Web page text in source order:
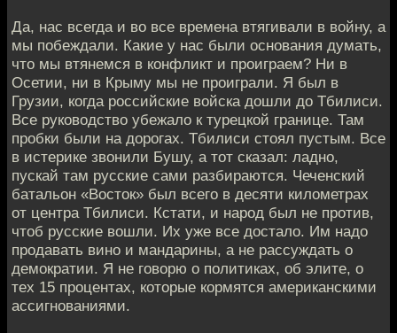
Да, нас всегда и во все времена втягивали в войну, а
мы побеждали. Какие у нас были основания думать,
что мы втянемся в конфликт и проиграем? Ни в
Осетии, ни в Крыму мы не проиграли. Я был в
Грузии, когда российские войска дошли до Тбилиси.
Все руководство убежало к турецкой границе. Там
пробки были на дорогах. Тбилиси стоял пустым. Все
в истерике звонили Бушу, а тот сказал: ладно,
пускай там русские сами разбираются. Чеченский
батальон «Восток» был всего в десяти километрах
от центра Тбилиси. Кстати, и народ был не против,
чтоб русские вошли. Их уже все достало. Им надо
продавать вино и мандарины, а не рассуждать о
демократии. Я не говорю о политиках, об элите, о
тех 15 процентах, которые кормятся американскими
ассигнованиями.